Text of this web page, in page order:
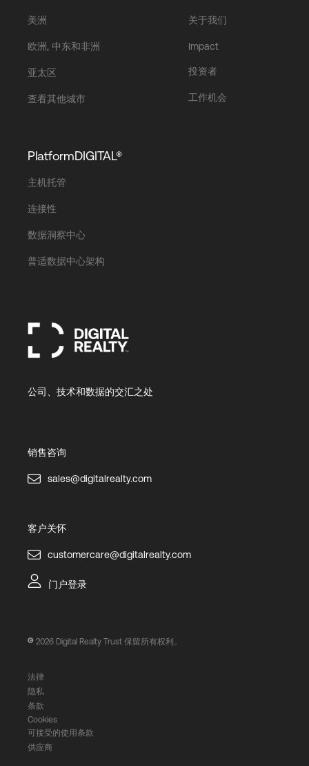
美洲
欧洲, 中东和非洲
亚太区
查看其他城市
关于我们
Impact
投资者
工作机会
PlatformDIGITAL®
主机托管
连接性
数据洞察中心
普适数据中心架构
公司、技术和数据的交汇之处
销售咨询
sales@digitalrealty.com
客户关怀
customercare@digitalrealty.com
门户登录
2026 Digital Realty Trust 保留所有权利。
法律
隐私
条款
Cookies
可接受的使用条款
供应商